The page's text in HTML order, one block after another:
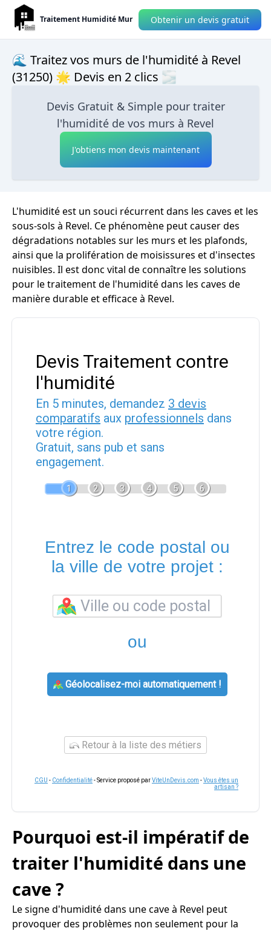
Traitement Humidité Mur Obtenir un devis gratuit
🌊 Traitez vos murs de l'humidité à Revel
(31250) 🌟 Devis en 2 clics 🌫
Devis Gratuit & Simple pour traiter
l'humidité de vos murs à Revel
J'obtiens mon devis maintenant
L'humidité est un souci récurrent dans les caves et les
sous-sols à Revel. Ce phénomène peut causer des
dégradations notables sur les murs et les plafonds,
ainsi que la prolifération de moisissures et d'insectes
nuisibles. Il est donc vital de connaître les solutions
pour le traitement de l'humidité dans les caves de
manière durable et efficace à Revel.
Devis Traitement contre
l'humidité
En 5 minutes, demandez 3 devis
comparatifs aux professionnels dans
votre région.
Gratuit, sans pub et sans
engagement.
1 2 3 4 5 6
Entrez le code postal ou
la ville de votre projet :
ou
Géolocalisez-moi automatiquement !
Retour à la liste des métiers
CGU - Confidentialité- Service proposé parViteUnDevis.com -Vous êtes un
artisan ?
Pourquoi est-il impératif de
traiter l'humidité dans une
cave ?
Le signe d'humidité dans une cave à Revel peut
provoquer des problèmes non seulement pour la